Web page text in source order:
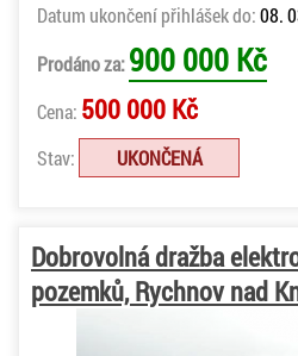
Datum ukončení přihlášek do:08.
Prodáno za:900 000 Kč
Cena: 500 000 Kč
Stav: UKONČENÁ
Dobrovolná dražba
pozemků, Rychnov nad